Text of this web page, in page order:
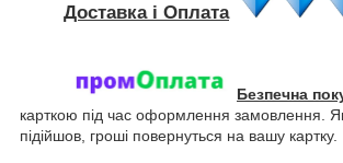
Доставка і Оплата
Безпечна
карткою під час оформлення замовлення.
підійшов, гроші повернуться на вашу картку.